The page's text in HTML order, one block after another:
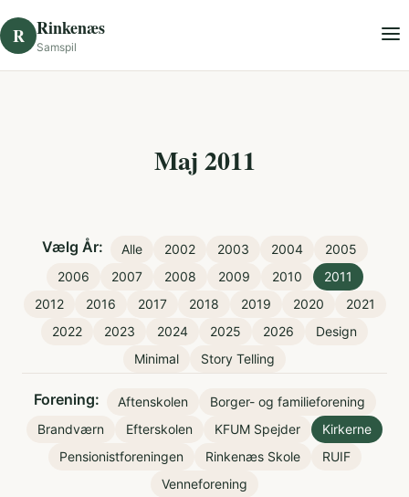
R Rinkenæs
Samspil
Maj 2011
Vælg År: Alle 2002 2003 2004
2005
2006
2007 2008 2009 2010
2011
2012
2016 2017 2018 2019 2020
2021
2022
2023 2024 2025 2026
Design
Minimal
Story Telling
Forening: Aftenskolen
Borger- og familieforening
Brandværn
Efterskolen KFUM Spejder
Kirkerne
Pensionistforeningen
Rinkenæs Skole
RUIF
Venneforening